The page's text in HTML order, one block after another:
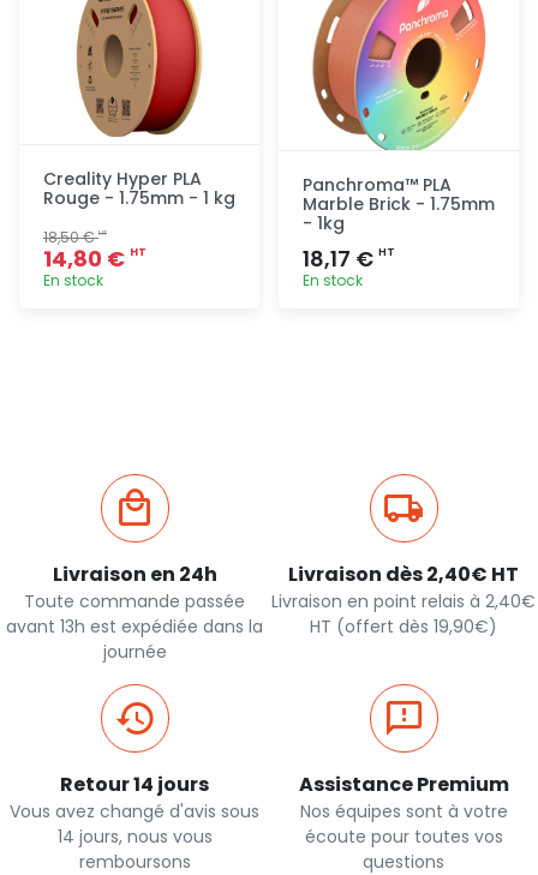
Creality Hyper PLA
Rouge - 1.75mm - 1 kg
18,50 €HT
14,80 € HT
En stock
Panchroma™ PLA
Marble Brick - 1.75mm
- 1kg
18,17 € HT
En stock
Livraison en 24h
Toute commande passée
avant 13h est expédiée dans la
journée
Livraison dès 2,40€ HT
Livraison en point relais à 2,40€
HT (offert dès 19,90€)
Retour 14 jours
Vous avez changé d'avis sous
14 jours, nous vous
remboursons
Assistance Premium
Nos équipes sont à votre
écoute pour toutes vos
questions